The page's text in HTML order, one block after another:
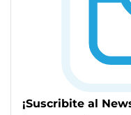
¡Suscribite al